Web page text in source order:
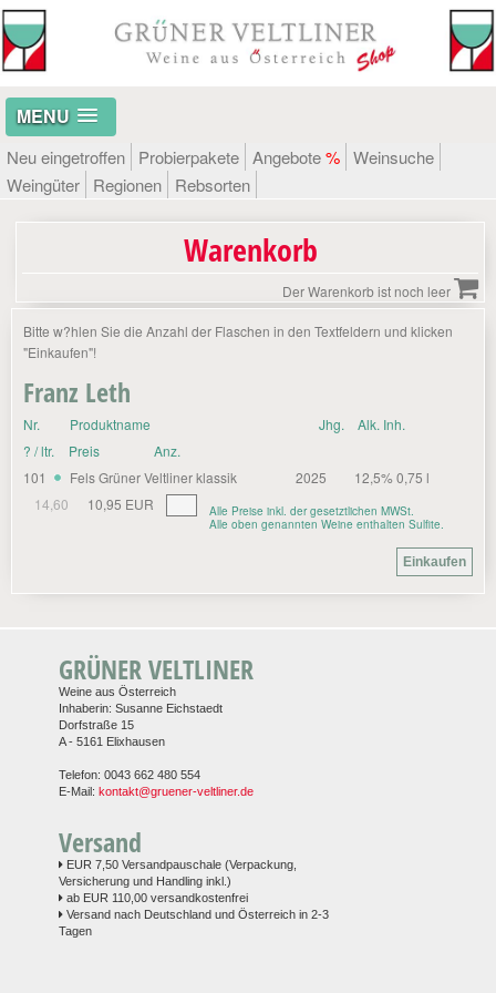
MENU
Neu eingetroffen Probierpakete Angebote% Weinsuche
Weingüter
Regionen Rebsorten
Warenkorb
Der Warenkorb ist noch leer
Bitte w?hlen Sie die Anzahl der Flaschen in den Textfeldern und klicken
"Einkaufen"!
Franz Leth
Nr. Produktname Jhg.
Alk. Inh.
? / ltr.
Preis
Anz.
101
Fels Grüner Veltliner klassik 2025
12,5% 0,75 l
14,60
10,95 EUR
Alle Preise inkl. der gesetztlichen MWSt.
Alle oben genannten Weine enthalten Sulfite.
GRÜNER VELTLINER
Weine aus Österreich
Inhaberin: Susanne Eichstaedt
Dorfstraße 15
A - 5161 Elixhausen
Telefon: 0043 662 480 554
E-Mail: kontakt@gruener-veltliner.de
Versand
EUR 7,50 Versandpauschale (Verpackung,
Versicherung und Handling inkl.)
ab EUR 110,00 versandkostenfrei
Versand nach Deutschland und Österreich in 2-3
Tagen